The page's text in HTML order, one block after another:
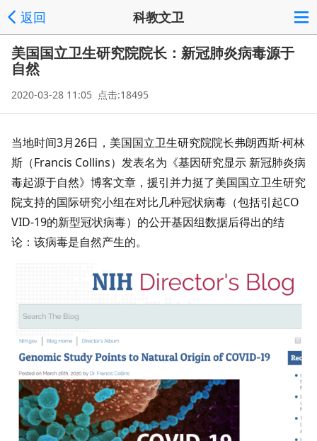
返回 科教文卫
美国国立卫生研究院院长：新冠肺炎病毒源于
自然
2020-03-28 11:05 点击:18495
当地时间3月26日，美国国立卫生研究院院长弗朗西斯·柯林
斯（Francis Collins）发表名为《基因研究显示 新冠肺炎病
毒起源于自然》博客文章，援引并力挺了美国国立卫生研究
院支持的国际研究小组在对比几种冠状病毒（包括引起CO
VID-19的新型冠状病毒）的公开基因组数据后得出的结
论：该病毒是自然产生的。